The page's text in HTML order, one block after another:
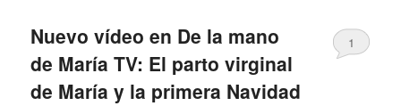
Nuevo vídeo en De la mano
de María TV: El parto virginal
de María y la primera Navidad
1